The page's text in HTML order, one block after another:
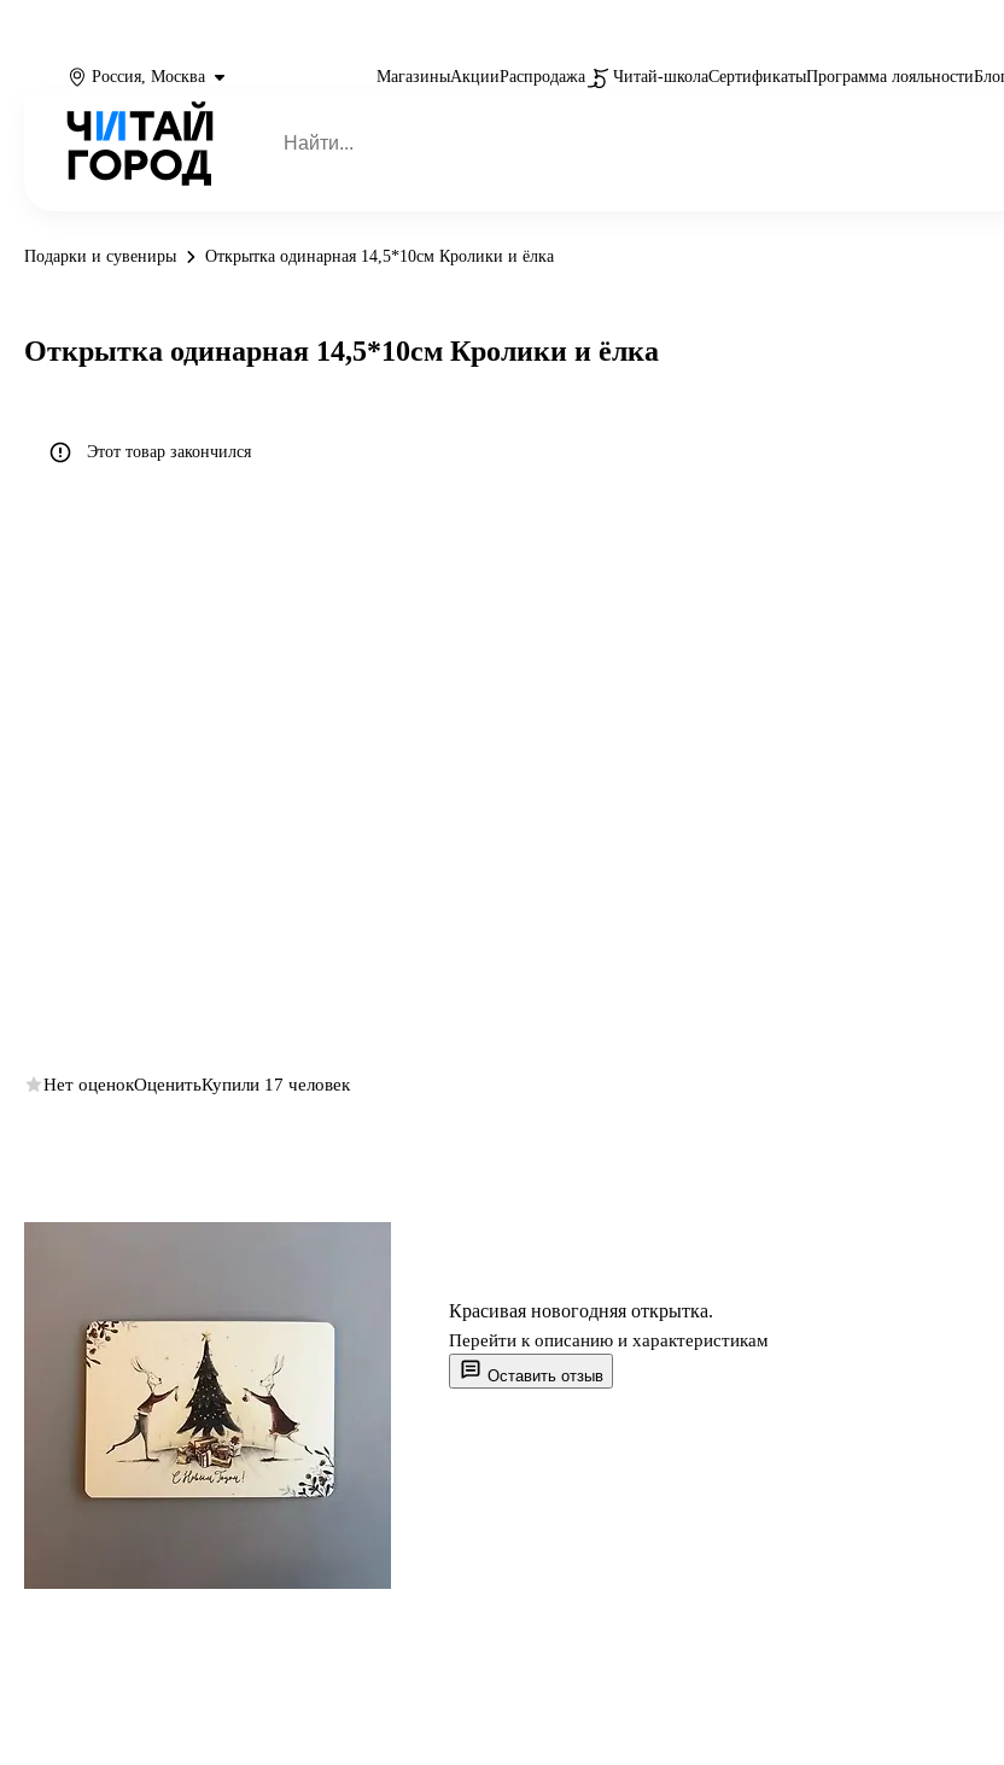
Россия, Москва МагазиныАкцииРаспродажа Читай-школаСертификатыПрограмма лояльности
Подарки и сувениры Открытка одинарная 14,5*10см Кролики и ёлка
Оставить отзыв
Красивая новогодняя открытка.
Перейти к описанию и характеристикам
Открытка одинарная 14,5*10см Кролики и ёлка
Этот товар закончился
Нет оценокОценитьКупили 17 человек